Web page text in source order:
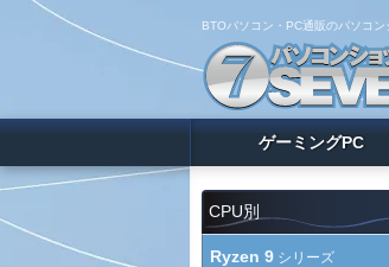
BTOパソコン・PC通販のパソコ
ゲーミングPC
CPU別
Ryzen 9 シリーズ